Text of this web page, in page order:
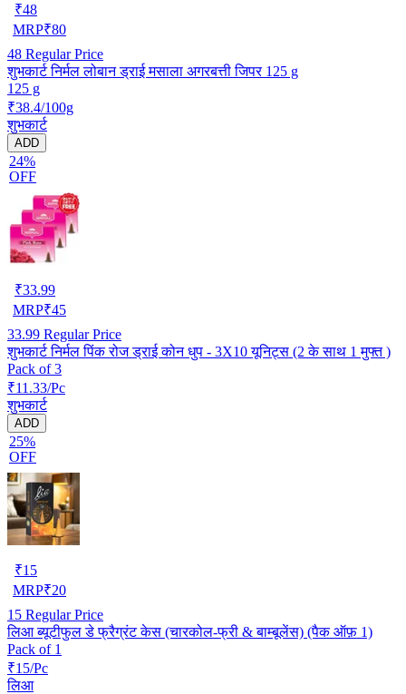
₹48
MRP₹80
48 Regular Price
शुभकार्ट निर्मल लोबान ड्राई मसाला अगरबत्ती जिपर 125 g
125 g
₹38.4/100g
शुभकार्ट
ADD
24%
OFF
₹33.99
MRP₹45
33.99 Regular Price
शुभकार्ट निर्मल पिंक रोज ड्राई कोन धुप - 3X10 यूनिट्स (2 के साथ 1 मुफ्त )
Pack of 3
₹11.33/Pc
शुभकार्ट
ADD
25%
OFF
₹15
MRP₹20
15 Regular Price
लिआ ब्यूटीफुल डे फ्रैग्रंट केस (चारकोल-फ्री & बाम्बूलेंस) (पैक ऑफ़ 1)
Pack of 1
₹15/Pc
लिआ